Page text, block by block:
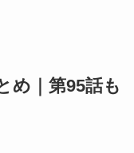
め｜第95話も